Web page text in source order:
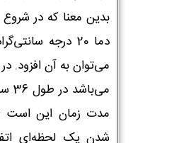
بدین معنا که در
مدت زمان این
شدن یک لحظه‌ای